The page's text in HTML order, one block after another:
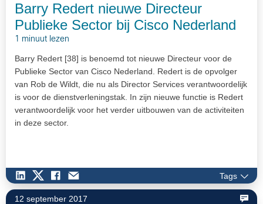
Barry Redert nieuwe Directeur
Publieke Sector bij Cisco Nederland
1 minuut lezen
Barry Redert [38] is benoemd tot nieuwe Directeur voor de
Publieke Sector van Cisco Nederland. Redert is de opvolger
van Rob de Wildt, die nu als Director Services verantwoordelijk
is voor de dienstverleningstak. In zijn nieuwe functie is Redert
verantwoordelijk voor het verder uitbouwen van de activiteiten
in deze sector.
Tags
12 september 2017